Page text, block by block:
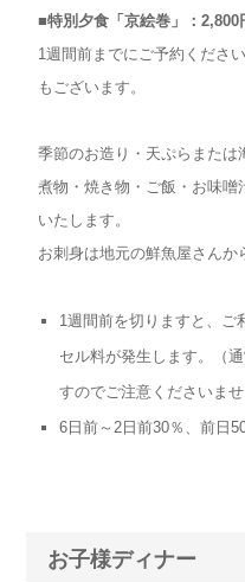
■特別夕食「京絵巻」：2,800
1週間前までにご予約くださ
もございます。
季節のお造り・天ぷらまたは
煮物・焼き物・ご飯・お味
いたします。
お刺身は地元の鮮魚屋さんか
1週間前を切りますと、ご
セル料が発生します。（
すのでご注意くださいませ
6日前～2日前30％、前日
お子様ディナー